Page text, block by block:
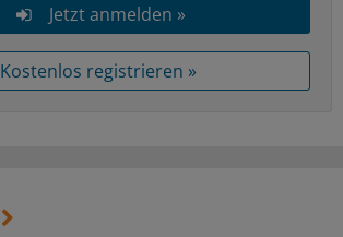
Jetzt anmelden »
Kostenlos registrieren »